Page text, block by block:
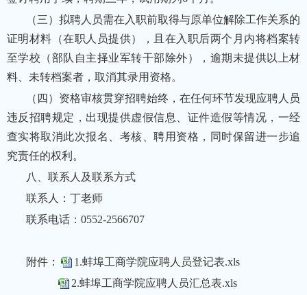
（三）拟聘人员需在入职前取得与原单位解除工作关系的
证明材料（在职人员提供），且在入职后两个月内将档案转
至学校（部队自主择业军转干部除外），逾期未提供以上材
料、未转档案者，取消其录用资格。
（四）资格审核贯穿招聘始终，在任何环节发现应聘人员
违反招聘规定，出现提供虚假信息、证件造假等情况，一经
查实将取消此次报名、考核、聘用资格，同时保留进一步追
究责任的权利。
八、联系人及联系方式
联系人：丁老师
联系电话：0552-2566707
附件：
1.蚌埠工商学院应聘人员登记表.xls
2.蚌埠工商学院应聘人员汇总表.xls